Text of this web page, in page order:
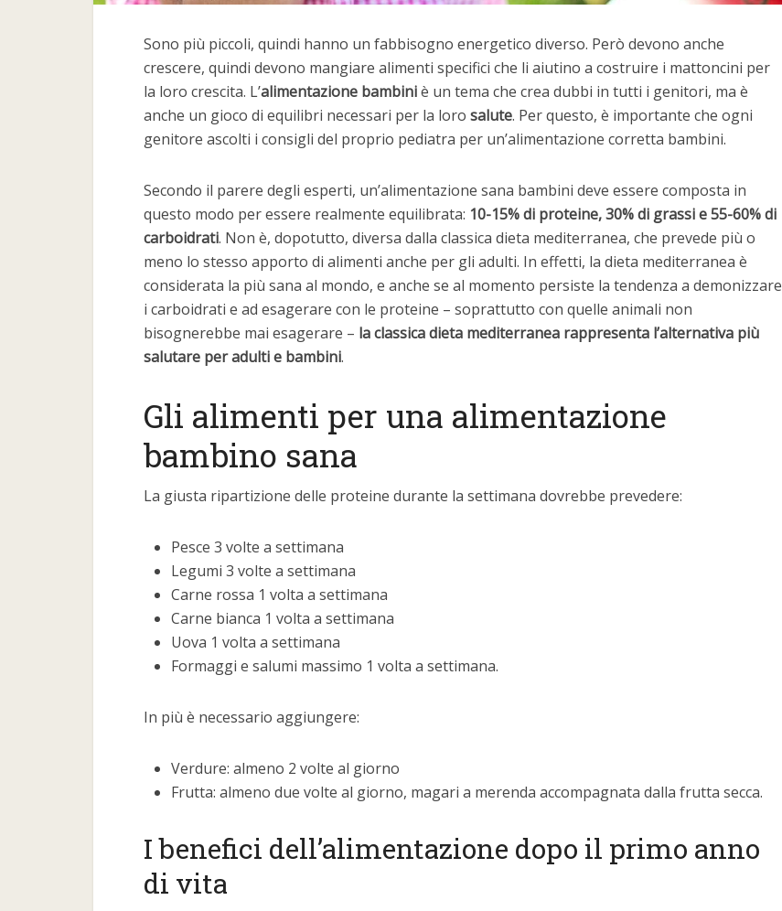
Sono più piccoli, quindi hanno un fabbisogno energetico diverso. Però devono anche
crescere, quindi devono mangiare alimenti specifici che li aiutino a costruire i mattoncini per
la loro crescita. L’alimentazione bambiniè un tema che crea dubbi in tutti i genitori, ma è
anche un gioco di equilibri necessari per la loro salute. Per questo, è importante che ogni
genitore ascolti i consigli del proprio pediatra per un’alimentazione corretta bambini.
Secondo il parere degli esperti, un’alimentazione sana bambini deve essere composta in
questo modo per essere realmente equilibrata: 10-15% di proteine, 30% di grassi e 55-60% di
carboidrati. Non è, dopotutto, diversa dalla classica dieta mediterranea, che prevede più o
meno lo stesso apporto di alimenti anche per gli adulti. In effetti, la dieta mediterranea è
considerata la più sana al mondo, e anche se al momento persiste la tendenza a demonizzare
i carboidrati e ad esagerare con le proteine – soprattutto con quelle animali non
bisognerebbe mai esagerare – la classica dieta mediterranea rappresenta l’alternativa più
salutare per adulti e bambini.
Gli alimenti per una alimentazione
bambino sana
La giusta ripartizione delle proteine durante la settimana dovrebbe prevedere:
Pesce 3 volte a settimana
Legumi 3 volte a settimana
Carne rossa 1 volta a settimana
Carne bianca 1 volta a settimana
Uova 1 volta a settimana
Formaggi e salumi massimo 1 volta a settimana.
In più è necessario aggiungere:
Verdure: almeno 2 volte al giorno
Frutta: almeno due volte al giorno, magari a merenda accompagnata dalla frutta secca.
I benefici dell’alimentazione dopo il primo anno
di vita